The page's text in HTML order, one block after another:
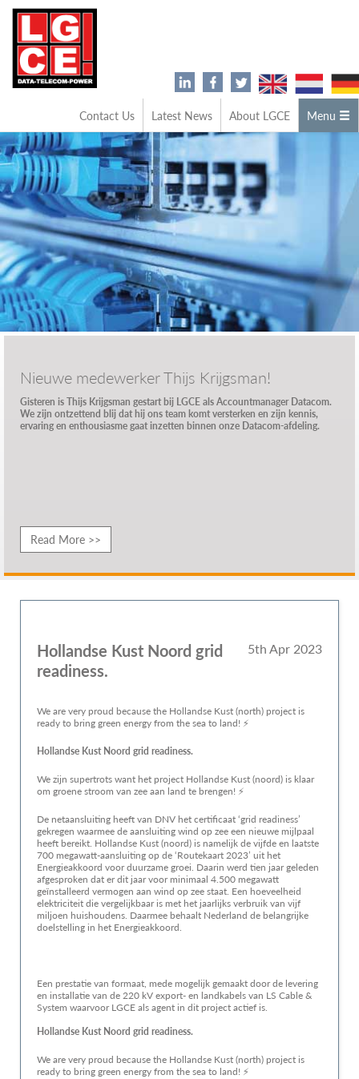
Contact Us Latest News About LGCE Menu
Nieuwe medewerker Thijs Krijgsman!
Gisteren is Thijs Krijgsman gestart bij LGCE als Accountmanager Datacom.
We zijn ontzettend blij dat hij ons team komt versterken en zijn kennis,
ervaring en enthousiasme gaat inzetten binnen onze Datacom-afdeling.
Read More >>
5th Apr 2023
Hollandse Kust Noord grid
readiness.
We are very proud because the Hollandse Kust (north) project is
ready to bring green energy from the sea to land! ⚡
Hollandse Kust Noord grid readiness.
We zijn supertrots want het project Hollandse Kust (noord) is klaar
om groene stroom van zee aan land te brengen! ⚡
De netaansluiting heeft van DNV het certificaat ‘grid readiness’
gekregen waarmee de aansluiting wind op zee een nieuwe mijlpaal
heeft bereikt. Hollandse Kust (noord) is namelijk de vijfde en laatste
700 megawatt-aansluiting op de ‘Routekaart 2023’ uit het
Energieakkoord voor duurzame groei. Daarin werd tien jaar geleden
afgesproken dat er dit jaar voor minimaal 4.500 megawatt
geïnstalleerd vermogen aan wind op zee staat. Een hoeveelheid
elektriciteit die vergelijkbaar is met het jaarlijks verbruik van vijf
miljoen huishoudens. Daarmee behaalt Nederland de belangrijke
doelstelling in het Energieakkoord.
Een prestatie van formaat, mede mogelijk gemaakt door de levering
en installatie van de 220 kV export- en landkabels van LS Cable &
System waarvoor LGCE als agent in dit project actief is.
Hollandse Kust Noord grid readiness.
We are very proud because the Hollandse Kust (north) project is
ready to bring green energy from the sea to land! ⚡